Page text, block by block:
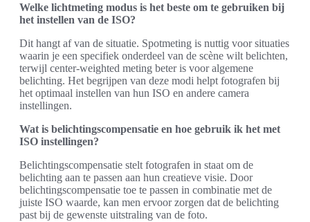
Welke lichtmeting modus is het beste om te gebruiken bij
het instellen van de ISO?
Dit hangt af van de situatie. Spotmeting is nuttig voor situaties
waarin je een specifiek onderdeel van de scène wilt belichten,
terwijl center-weighted meting beter is voor algemene
belichting. Het begrijpen van deze modi helpt fotografen bij
het optimaal instellen van hun ISO en andere camera
instellingen.
Wat is belichtingscompensatie en hoe gebruik ik het met
ISO instellingen?
Belichtingscompensatie stelt fotografen in staat om de
belichting aan te passen aan hun creatieve visie. Door
belichtingscompensatie toe te passen in combinatie met de
juiste ISO waarde, kan men ervoor zorgen dat de belichting
past bij de gewenste uitstraling van de foto.